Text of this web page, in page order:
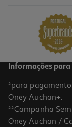
Informações
*para
Oney Auchan+.
**Campanha
Oney Auchan /